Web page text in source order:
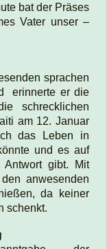
bat der Präses
Vater unser –
sprachen
erinnerte er die
schrecklichen
am 12. Januar
das Leben in
und es auf
gibt. Mit
anwesenden
da keiner
schenkt.